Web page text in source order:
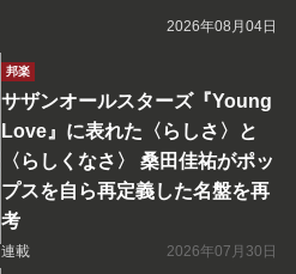
2026年08月04日
邦楽
サザンオールスターズ『Young
Love』に表れた〈らしさ〉と
〈らしくなさ〉 桑田佳祐がポッ
プスを自ら再定義した名盤を再
考
連載 2026年07月30日